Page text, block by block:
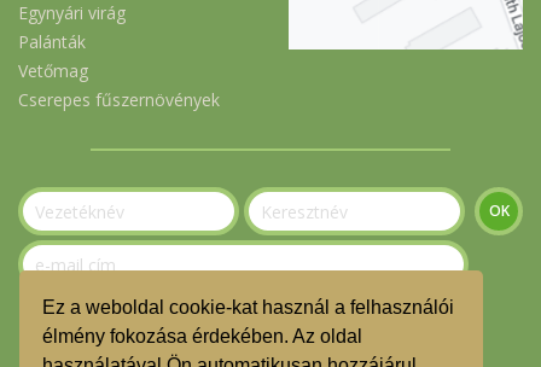
Ez a weboldal cookie-kat használ a felhasználói
élmény fokozása érdekében. Az oldal
Egynyári virág
Palánták
Vetőmag
Cserepes fűszernövények
Szeretnék feliratkozni a hírlevélre.